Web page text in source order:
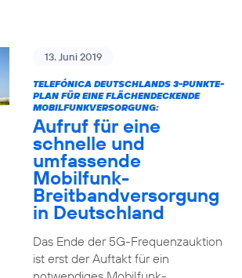
13. Juni 2019
TELEFÓNICA DEUTSCHLANDS 3-PUNKTE-
PLAN FÜR EINE FLÄCHENDECKENDE
MOBILFUNKVERSORGUNG:
Aufruf für eine
schnelle und
umfassende
Mobilfunk-
Breitbandversorgung
in Deutschland
Das Ende der 5G-Frequenzauktion
ist erst der Auftakt für ein